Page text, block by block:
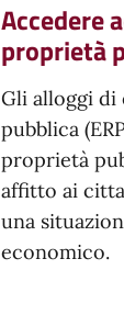
Accedere
proprietà
Gli alloggi di
pubblica
proprietà
affitto ai
una
economico.